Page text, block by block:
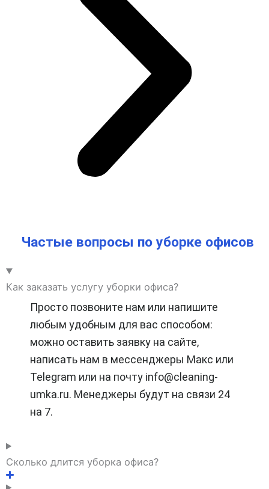
Частые вопросы по уборке офисов
Как заказать услугу уборки офиса?
Просто позвоните нам или напишите
любым удобным для вас способом:
можно оставить заявку на сайте,
написать нам в мессенджеры Макс или
Telegram или на почту info@cleaning-
umka.ru. Менеджеры будут на связи 24
на 7.
Сколько длится уборка офиса?